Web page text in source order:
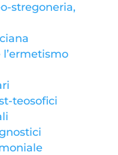
stregoneria,
teosofici